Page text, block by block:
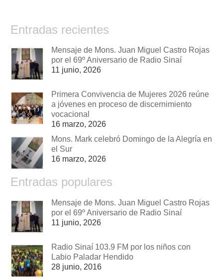
Entradas recientes
Mensaje de Mons. Juan Miguel Castro Rojas
por el 69º Aniversario de Radio Sinaí
11 junio, 2026
Primera Convivencia de Mujeres 2026 reúne
a jóvenes en proceso de discernimiento
vocacional
16 marzo, 2026
Mons. Mark celebró Domingo de la Alegría en
el Sur
16 marzo, 2026
Entradas populares
Mensaje de Mons. Juan Miguel Castro Rojas
por el 69º Aniversario de Radio Sinaí
11 junio, 2026
Radio Sinaí 103.9 FM por los niños con
Labio Paladar Hendido
28 junio, 2016